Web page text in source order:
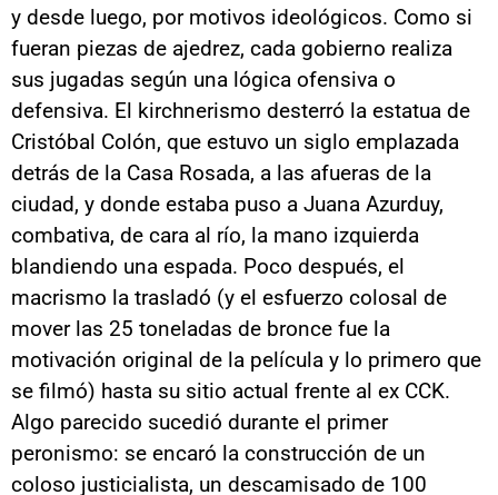
y desde luego, por motivos ideológicos. Como si
fueran piezas de ajedrez, cada gobierno realiza
sus jugadas según una lógica ofensiva o
defensiva. El kirchnerismo desterró la estatua de
Cristóbal Colón, que estuvo un siglo emplazada
detrás de la Casa Rosada, a las afueras de la
ciudad, y donde estaba puso a Juana Azurduy,
combativa, de cara al río, la mano izquierda
blandiendo una espada. Poco después, el
macrismo la trasladó (y el esfuerzo colosal de
mover las 25 toneladas de bronce fue la
motivación original de la película y lo primero que
se filmó) hasta su sitio actual frente al ex CCK.
Algo parecido sucedió durante el primer
peronismo: se encaró la construcción de un
coloso justicialista, un descamisado de 100